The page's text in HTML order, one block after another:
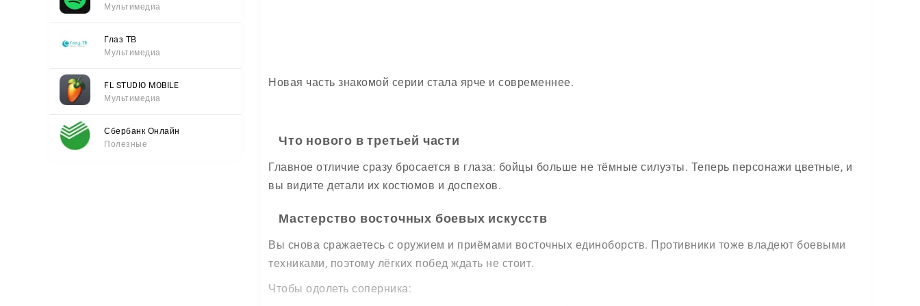
Мультимедиа
Глаз ТВ
Мультимедиа
FL STUDIO MOBILE
Мультимедиа
Сбербанк Онлайн
Полезные
Новая часть знакомой серии стала ярче и современнее.
Что нового в третьей части
Главное отличие сразу бросается в глаза: бойцы больше не тёмные силуэты. Теперь персонажи цветные, и
вы видите детали их костюмов и доспехов.
Мастерство восточных боевых искусств
Вы снова сражаетесь с оружием и приёмами восточных единоборств. Противники тоже владеют боевыми
техниками, поэтому лёгких побед ждать не стоит.
Чтобы одолеть соперника: